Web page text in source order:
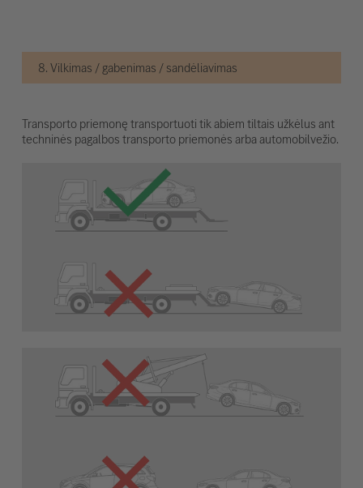
8. Vilkimas / gabenimas / sandėliavimas
Transporto priemonę transportuoti tik abiem tiltais užkėlus ant
techninės pagalbos transporto priemonės arba automobilvežio.